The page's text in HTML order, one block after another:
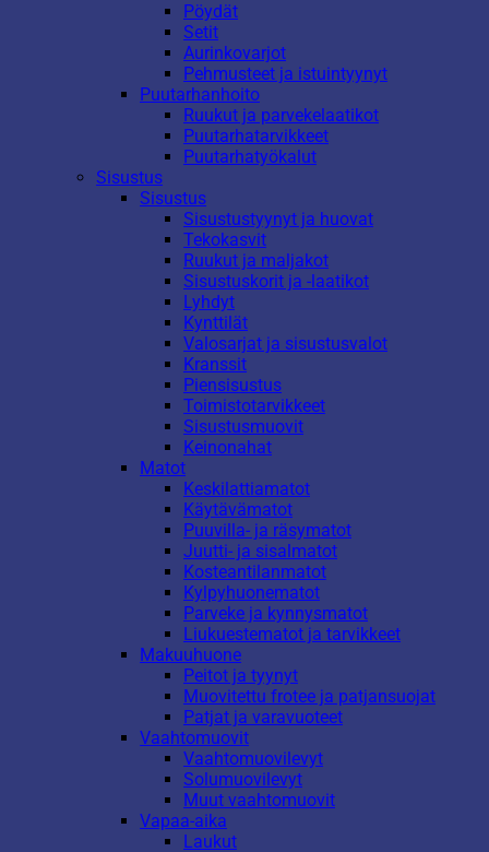
Pöydät
Setit
Aurinkovarjot
Pehmusteet ja istuintyynyt
Puutarhanhoito
Ruukut ja parvekelaatikot
Puutarhatarvikkeet
Puutarhatyökalut
Sisustus
Sisustus
Sisustustyynyt ja huovat
Tekokasvit
Ruukut ja maljakot
Sisustuskorit ja -laatikot
Lyhdyt
Kynttilät
Valosarjat ja sisustusvalot
Kranssit
Piensisustus
Toimistotarvikkeet
Sisustusmuovit
Keinonahat
Matot
Keskilattiamatot
Käytävämatot
Puuvilla- ja räsymatot
Juutti- ja sisalmatot
Kosteantilanmatot
Kylpyhuonematot
Parveke ja kynnysmatot
Liukuestematot ja tarvikkeet
Makuuhuone
Peitot ja tyynyt
Muovitettu frotee ja patjansuojat
Patjat ja varavuoteet
Vaahtomuovit
Vaahtomuovilevyt
Solumuovilevyt
Muut vaahtomuovit
Vapaa-aika
Laukut